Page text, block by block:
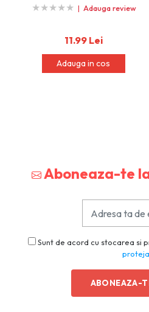
★★★★★
★★★★★ | Adauga review
11.99 Lei
Adauga in cos
Aboneaza-te
Sunt de acord cu stocarea si
ABONEAZA-